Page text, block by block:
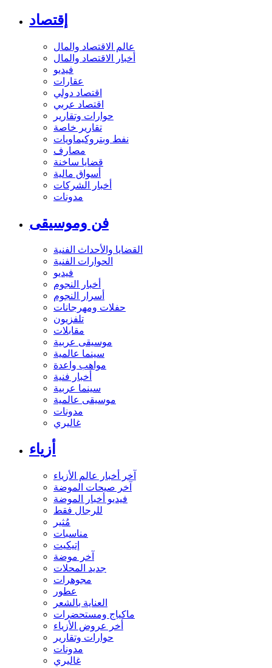
إقتصاد
عالم الاقتصاد والمال
أخبار الاقتصاد والمال
فيديو
عقارات
اقتصاد دولي
اقتصاد عربي
حوارات وتقارير
تقارير خاصة
نفط وبتروكيماويات
مصارف
قضايا ساخنة
أسواق مالية
أخبار الشركات
مدونات
فن وموسيقى
القضايا والأحداث الفنية
الحوارات الفنية
فيديو
أخبار النجوم
أسرار النجوم
حفلات ومهرجانات
تلفزيون
مقابلات
موسيقى عربية
سينما عالمية
مواهب واعدة
أخبار فنية
سينما عربية
موسيقى عالمية
مدونات
غاليري
أزياء
آخر أخبار عالم الأزياء
آخر صيحات الموضة
فيديو أخبار الموضة
للرجال فقط
مُثير
مناسبات
إتيكيت
آخر موضة
جديد المحلات
مجوهرات
عطور
العناية بالشعر
ماكياج ومستحضرات
أخر عروض الأزياء
حوارات وتقارير
مدونات
غاليري